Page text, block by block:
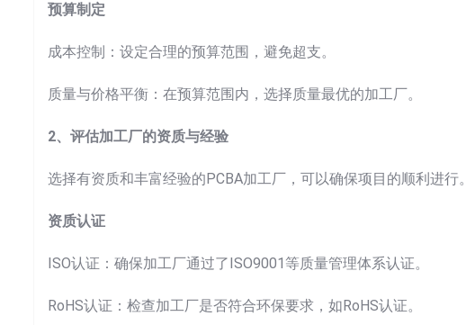
预算制定
成本控制：设定合理的预算范围，避免超支。
质量与价格平衡：在预算范围内，选择质量最优的加工厂。
2、评估加工厂的资质与经验
选择有资质和丰富经验的PCBA加工厂，可以确保项目的顺利进行。
资质认证
ISO认证：确保加工厂通过了ISO9001等质量管理体系认证。
RoHS认证：检查加工厂是否符合环保要求，如RoHS认证。